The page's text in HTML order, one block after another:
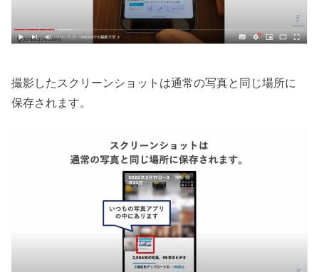
撮影したスクリーンショットは通常の写真と同じ場所に
保存されます。